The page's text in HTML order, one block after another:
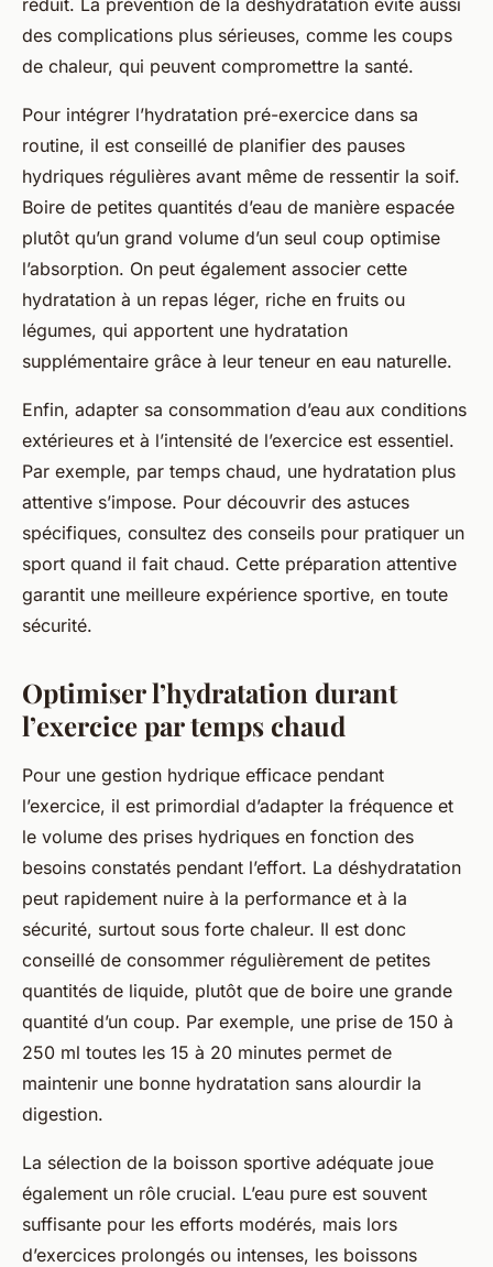
des complications plus sérieuses, comme les coups
de chaleur, qui peuvent compromettre la santé.
Pour intégrer l’hydratation pré-exercice dans sa
routine, il est conseillé de planifier des pauses
hydriques régulières avant même de ressentir la soif.
Boire de petites quantités d’eau de manière espacée
plutôt qu’un grand volume d’un seul coup optimise
l’absorption. On peut également associer cette
hydratation à un repas léger, riche en fruits ou
légumes, qui apportent une hydratation
supplémentaire grâce à leur teneur en eau naturelle.
Enfin, adapter sa consommation d’eau aux conditions
extérieures et à l’intensité de l’exercice est essentiel.
Par exemple, par temps chaud, une hydratation plus
attentive s’impose. Pour découvrir des astuces
spécifiques, consultez des conseils pour pratiquer un
sport quand il fait chaud. Cette préparation attentive
garantit une meilleure expérience sportive, en toute
sécurité.
Optimiser l’hydratation durant
l’exercice par temps chaud
Pour une gestion hydrique efficace pendant
l’exercice, il est primordial d’adapter la fréquence et
le volume des prises hydriques en fonction des
besoins constatés pendant l’effort. La déshydratation
peut rapidement nuire à la performance et à la
sécurité, surtout sous forte chaleur. Il est donc
conseillé de consommer régulièrement de petites
quantités de liquide, plutôt que de boire une grande
quantité d’un coup. Par exemple, une prise de 150 à
250 ml toutes les 15 à 20 minutes permet de
maintenir une bonne hydratation sans alourdir la
digestion.
La sélection de la boisson sportive adéquate joue
également un rôle crucial. L’eau pure est souvent
suffisante pour les efforts modérés, mais lors
d’exercices prolongés ou intenses, les boissons